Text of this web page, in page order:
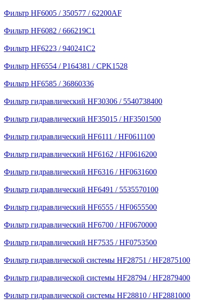
Фильтр HF6005 / 350577 / 62200AF
Фильтр HF6082 / 666219C1
Фильтр HF6223 / 940241C2
Фильтр HF6554 / P164381 / CPK1528
Фильтр HF6585 / 36860336
Фильтр гидравлический HF30306 / 5540738400
Фильтр гидравлический HF35015 / HF3501500
Фильтр гидравлический HF6111 / HF0611100
Фильтр гидравлический HF6162 / HF0616200
Фильтр гидравлический HF6316 / HF0631600
Фильтр гидравлический HF6491 / 5535570100
Фильтр гидравлический HF6555 / HF0655500
Фильтр гидравлический HF6700 / HF0670000
Фильтр гидравлический HF7535 / HF0753500
Фильтр гидравлической системы HF28751 / HF2875100
Фильтр гидравлической системы HF28794 / HF2879400
Фильтр гидравлической системы HF28810 / HF2881000